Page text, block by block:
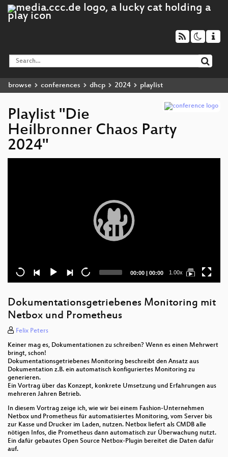
browse conferences dhcp 2024 playlist
Playlist "Die
Heilbronner Chaos Party
2024"
Current
00:00 | Total
00:00 1.00x
Dokumentationsgetriebenes Monitoring mit
Netbox und Prometheus
Felix Peters
Keiner mag es, Dokumentationen zu schreiben? Wenn es einen Mehrwert
bringt, schon!
Dokumentationsgetriebenes Monitoring beschreibt den Ansatz aus
Dokumentation z.B. ein automatisch konfiguriertes Monitoring zu
generieren.
Ein Vortrag über das Konzept, konkrete Umsetzung und Erfahrungen aus
mehreren Jahren Betrieb.
In diesem Vortrag zeige ich, wie wir bei einem Fashion-Unternehmen
Netbox und Prometheus für automatisiertes Monitoring, vom Server bis
zur Kasse und Drucker im Laden, nutzen. Netbox liefert als CMDB alle
nötigen Infos, die Prometheus dann automatisch zur Überwachung nutzt.
Ein dafür gebautes Open Source Netbox-Plugin bereitet die Daten dafür
auf.